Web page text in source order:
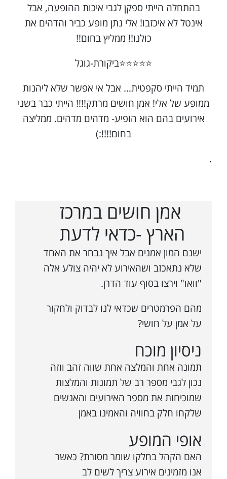
בהתחלה הייתי ספקן לגבי איכות ההופעה, אבל
אינטל לא איכזבו! אלי נתן מופע כביר והדהים את
כולנו!! ממליץ בחום!!
⭐⭐⭐⭐⭐ביקורת-גוגל
תמיד הייתי סקפטית… אבל אי אפשר שלא ליהנות
ממופע של אלי! אמן חושים מרתק!!!! הייתי כבר בשני
אירועים בהם הוא הופיע- מדהים מדהים. ממליצה
בחום!!!!:)
.
אמן חושים במרכז
הארץ -כדאי לדעת
ישנם המון אמנים אבל איך נבחר את האחד
שלא נתאכזב ושהאירוע לא יהיה צולע אלה
"וואו" וירצו בסוף עוד הדרן.
מהם הפרמטרים שכדאי לנו לבדוק ולחקור
על אמן על חושי?
ניסיון מוכח
תמונה אחת והמלצה אחת שווה זהב ווזה
נכון לגבי מספר רב של תמונות והמלצות
שמוכיחות את מספר האירועים והאנשים
שלקחו חלק בחוויה והאמינו באמן
אופי המופע
האם הקהל בחלקו שומר מסורת? כאשר
אנו מזמינים אירוע צריך לשים לב